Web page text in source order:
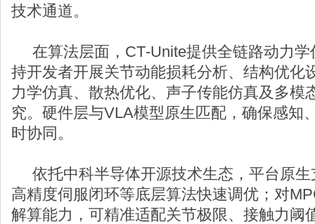
技术通道。
在算法层面，CT‑Unite提供全链路动力学
持开发者开展关节动能损耗分析、结构优化
力学仿真、散热优化、声子传能仿真及多模
究。硬件层与VLA模型原生匹配，确保感知
时协同。
依托中科半导体开源技术生态，平台原生
高精度伺服闭环等底层算法快速调优；对
解算能力，可精准适配关节极限、接触力阈